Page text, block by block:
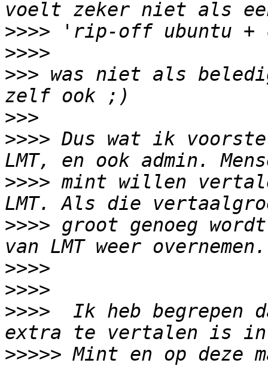
>>>>
>>>>
>>> was niet als
>>>
>>>> Dus wat ik
>>>> mint willen
>>>> groot genoeg
>>>>
>>>>
>>>>
Ik heb begrepen
>>>>> Mint en op deze